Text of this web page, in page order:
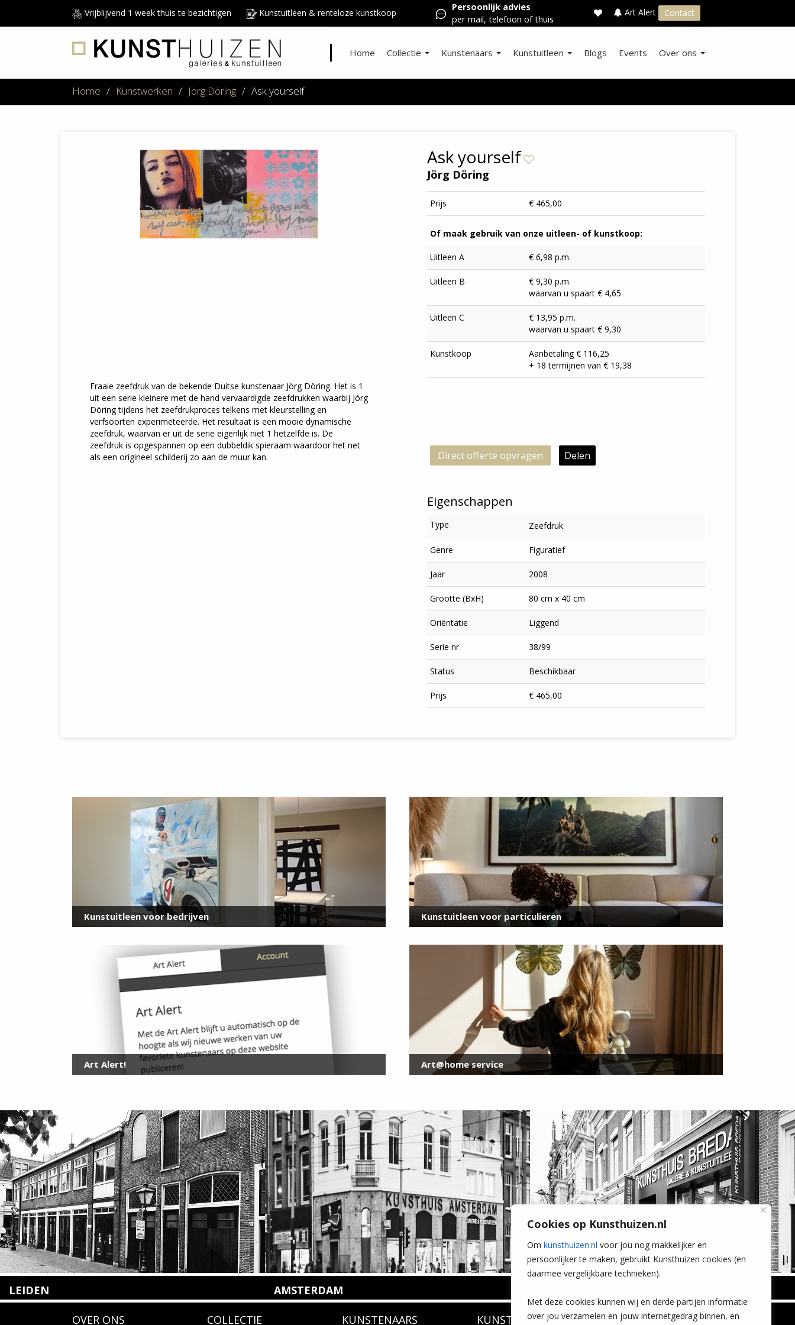
Cookies op Kunsthuizen.nl
Om kunsthuizen.nl voor jou nog makkelijker en
persoonlijker te maken, gebruikt Kunsthuizen cookies (en
daarmee vergelijkbare technieken).
Met deze cookies kunnen wij en derde partijen informatie
over jou verzamelen en jouw internetgedrag binnen, en
Vrijblijvend 1 week thuis te bezichtigen Kunstuitleen & renteloze kunstkoop
Persoonlijk advies
per mail, telefoon of thuis
Art Alert Contact
Home Collectie Kunstenaars Kunstuitleen Blogs Events Over ons
Home / Kunstwerken / Jörg Döring / Ask yourself
Fraaie zeefdruk van de bekende Duitse kunstenaar Jörg Döring. Het is 1
uit een serie kleinere met de hand vervaardigde zeefdrukken waarbij Jórg
Döring tijdens het zeefdrukproces telkens met kleurstelling en
verfsoorten experimeteerde. Het resultaat is een mooie dynamische
zeefdruk, waarvan er uit de serie eigenlijk niet 1 hetzelfde is. De
zeefdruk is opgespannen op een dubbeldik spieraam waardoor het net
als een origineel schilderij zo aan de muur kan.
Ask yourself
Jörg Döring
Prijs € 465,00
Of maak gebruik van onze uitleen- of kunstkoop:
Uitleen A € 6,98 p.m.
Uitleen B
€ 9,30 p.m.
waarvan u spaart € 4,65
Uitleen C
€ 13,95 p.m.
waarvan u spaart € 9,30
Kunstkoop
Aanbetaling € 116,25
+ 18 termijnen van € 19,38
Direct offerte opvragen Delen
Eigenschappen
Type Zeefdruk
Genre Figuratief
Jaar 2008
Grootte (BxH) 80 cm x 40 cm
Oriëntatie Liggend
Serie nr. 38/99
Status Beschikbaar
Prijs € 465,00
Kunstuitleen voor bedrijven Kunstuitleen voor particulieren
Art Alert! Art@home service
LEIDEN AMSTERDAM
1075 VX Amsterdam
Wilhelminastraat 11
4818 SB Breda
OVER ONS COLLECTIE KUNSTENAARS KUNSTUITLEEN CONTACT
voor onze nieuwsbrief
E-
mailadres
×